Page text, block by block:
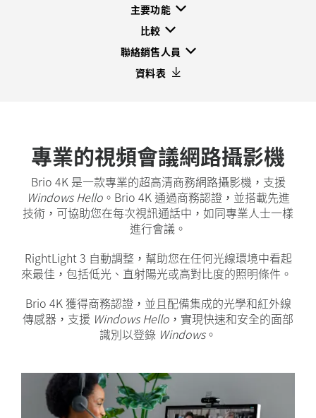
主要功能
比較
聯絡銷售人員
資料表
專業的視頻會議網路攝影機
Brio 4K 是一款專業的超高清商務網路攝影機，支援
Windows Hello。Brio 4K 通過商務認證，並搭載先進
技術，可協助您在每次視訊通話中，如同專業人士一樣
進行會議。
RightLight 3 自動調整，幫助您在任何光線環境中看起
來最佳，包括低光、直射陽光或高對比度的照明條件。
Brio 4K 獲得商務認證，並且配備集成的光學和紅外線
傳感器，支援 Windows Hello ，實現快速和安全的面部
識別以登錄 Windows。